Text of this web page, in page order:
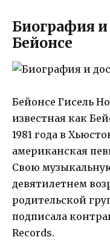
Биография
Бейонсе
Бейонсе Гисель
известная как
1981 года в
американская
Свою
девятилетнем
родительской
подписала
Records.